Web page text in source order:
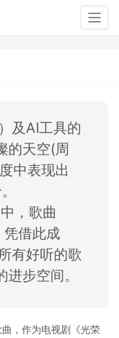
及AI工具的
的天空(周
中表现出
，歌曲
凭借此成
有好听的歌
步空间。
，作为电视剧《光荣